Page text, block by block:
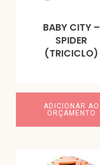
BABY CITY –
SPIDER
(TRICICLO)
ADICIONAR AO
ORÇAMENTO